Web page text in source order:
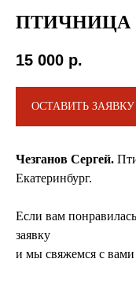
ПТИЧНИЦА
15 000 р.
ОСТАВИТЬ ЗАЯВКУ
Чезганов Сергей.
Екатеринбург.
Если вам
заявку
и мы свяжемся с